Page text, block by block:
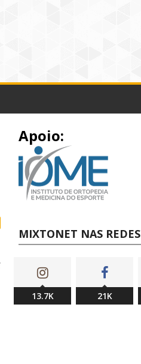
Apoio:
MIXTONET NAS
13.7K 21K